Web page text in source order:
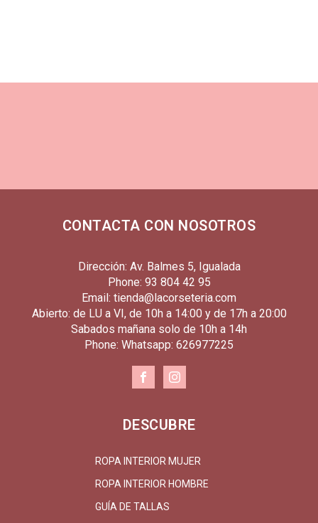
CONTACTA CON NOSOTROS
Dirección: Av. Balmes 5, Igualada
Phone: 93 804 42 95
Email: tienda@lacorseteria.com
Abierto: de LU a VI, de 10h a 14:00 y de 17h a 20:00
Sabados mañana solo de 10h a 14h
Phone: Whatsapp: 626977225
DESCUBRE
ROPA INTERIOR MUJER
ROPA INTERIOR HOMBRE
GUÍA DE TALLAS